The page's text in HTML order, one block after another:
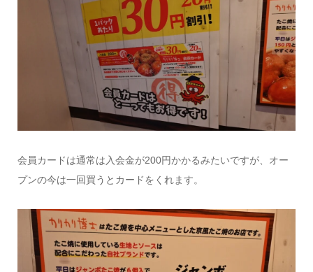
会員カードは通常は入会金が200円かかるみたいですが、オー
プンの今は一回買うとカードをくれます。